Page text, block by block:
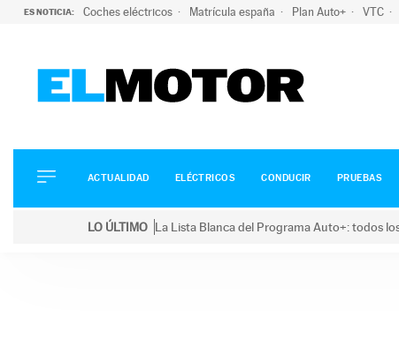
ES NOTICIA: Coches eléctricos Matrícula españa Plan Auto+ VTC
ELÉCTRICOS
CONDUCIR
ACTUALIDAD ELÉCTRICOS CONDUCIR PRUEBAS
LO ÚLTIMO La Lista Blanca del Programa Auto+: todos